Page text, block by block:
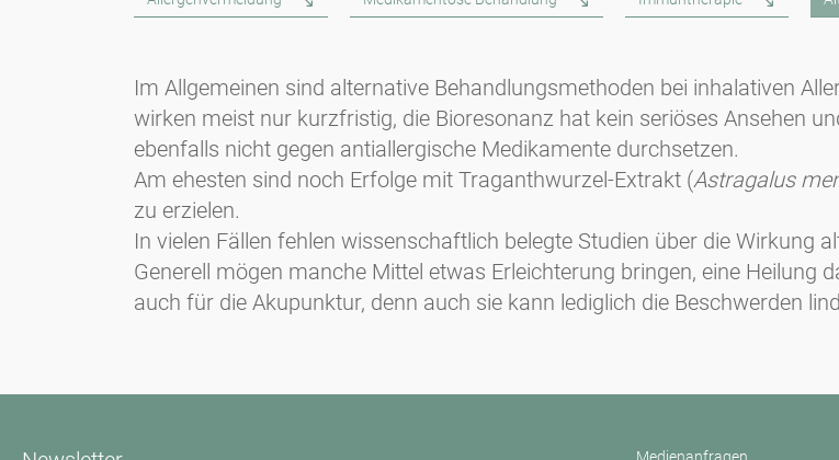
Im Allgemeinen sind alternative Behandlungsmethoden bei inhalativen
wirken meist nur kurzfristig, die Bioresonanz hat kein seriöses Ansehen
ebenfalls nicht gegen antiallergische Medikamente durchsetzen.
Am ehesten sind noch Erfolge mit Traganthwurzel-Extrakt (Astragalus
zu erzielen.
In vielen Fällen fehlen wissenschaftlich belegte Studien über die Wirkung
Generell mögen manche Mittel etwas Erleichterung bringen, eine Heilung
auch für die Akupunktur, denn auch sie kann lediglich die Beschwerden